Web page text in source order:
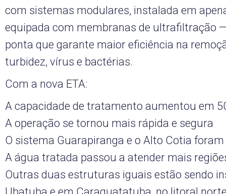
com sistemas modulares, instalada em
equipada com membranas de ultrafiltração
ponta que garante maior eficiência na
turbidez, vírus e bactérias.
Com a nova ETA:
A capacidade de tratamento aumentou em
A operação se tornou mais rápida e segura
O sistema Guarapiranga e o Alto Cotia
A água tratada passou a atender mais
Outras duas estruturas iguais estão sendo